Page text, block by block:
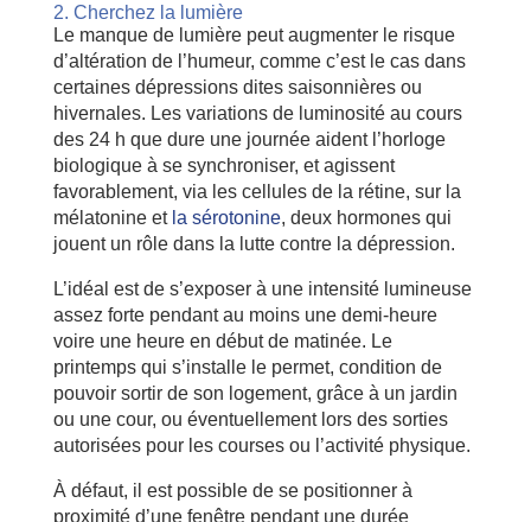
2. Cherchez la lumière
Le manque de lumière peut augmenter le risque
d’altération de l’humeur, comme c’est le cas dans
certaines dépressions dites saisonnières ou
hivernales. Les variations de luminosité au cours
des 24 h que dure une journée aident l’horloge
biologique à se synchroniser, et agissent
favorablement, via les cellules de la rétine, sur la
mélatonine et la sérotonine, deux hormones qui
jouent un rôle dans la lutte contre la dépression.
L’idéal est de s’exposer à une intensité lumineuse
assez forte pendant au moins une demi-heure
voire une heure en début de matinée. Le
printemps qui s’installe le permet, condition de
pouvoir sortir de son logement, grâce à un jardin
ou une cour, ou éventuellement lors des sorties
autorisées pour les courses ou l’activité physique.
À défaut, il est possible de se positionner à
proximité d’une fenêtre pendant une durée